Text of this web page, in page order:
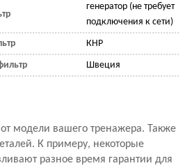
генератор (не требует
подключения к сети)
КНР
Швеция
модели вашего тренажера. Также
К примеру, некоторые
разное время гарантии для